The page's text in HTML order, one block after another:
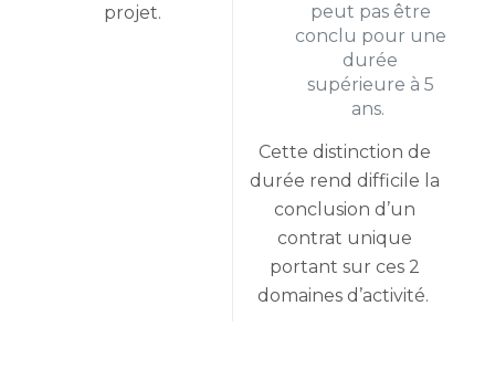
projet.
peut pas être
conclu pour une
durée
supérieure à 5
ans.
Cette distinction de
durée rend difficile la
conclusion d’un
contrat unique
portant sur ces 2
domaines d’activité.